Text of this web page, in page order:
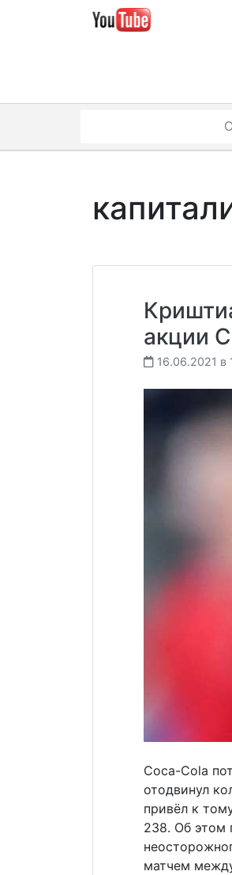
акции
16.06.2021 в
Coca-Cola
отодвинул
привёл к
238. Об этом
матчем